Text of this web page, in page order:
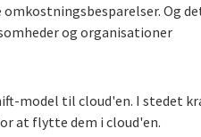
Og
og organisationer
model til cloud'en. I stedet
at flytte dem i cloud'en.